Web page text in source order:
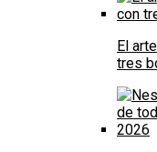
El
tres